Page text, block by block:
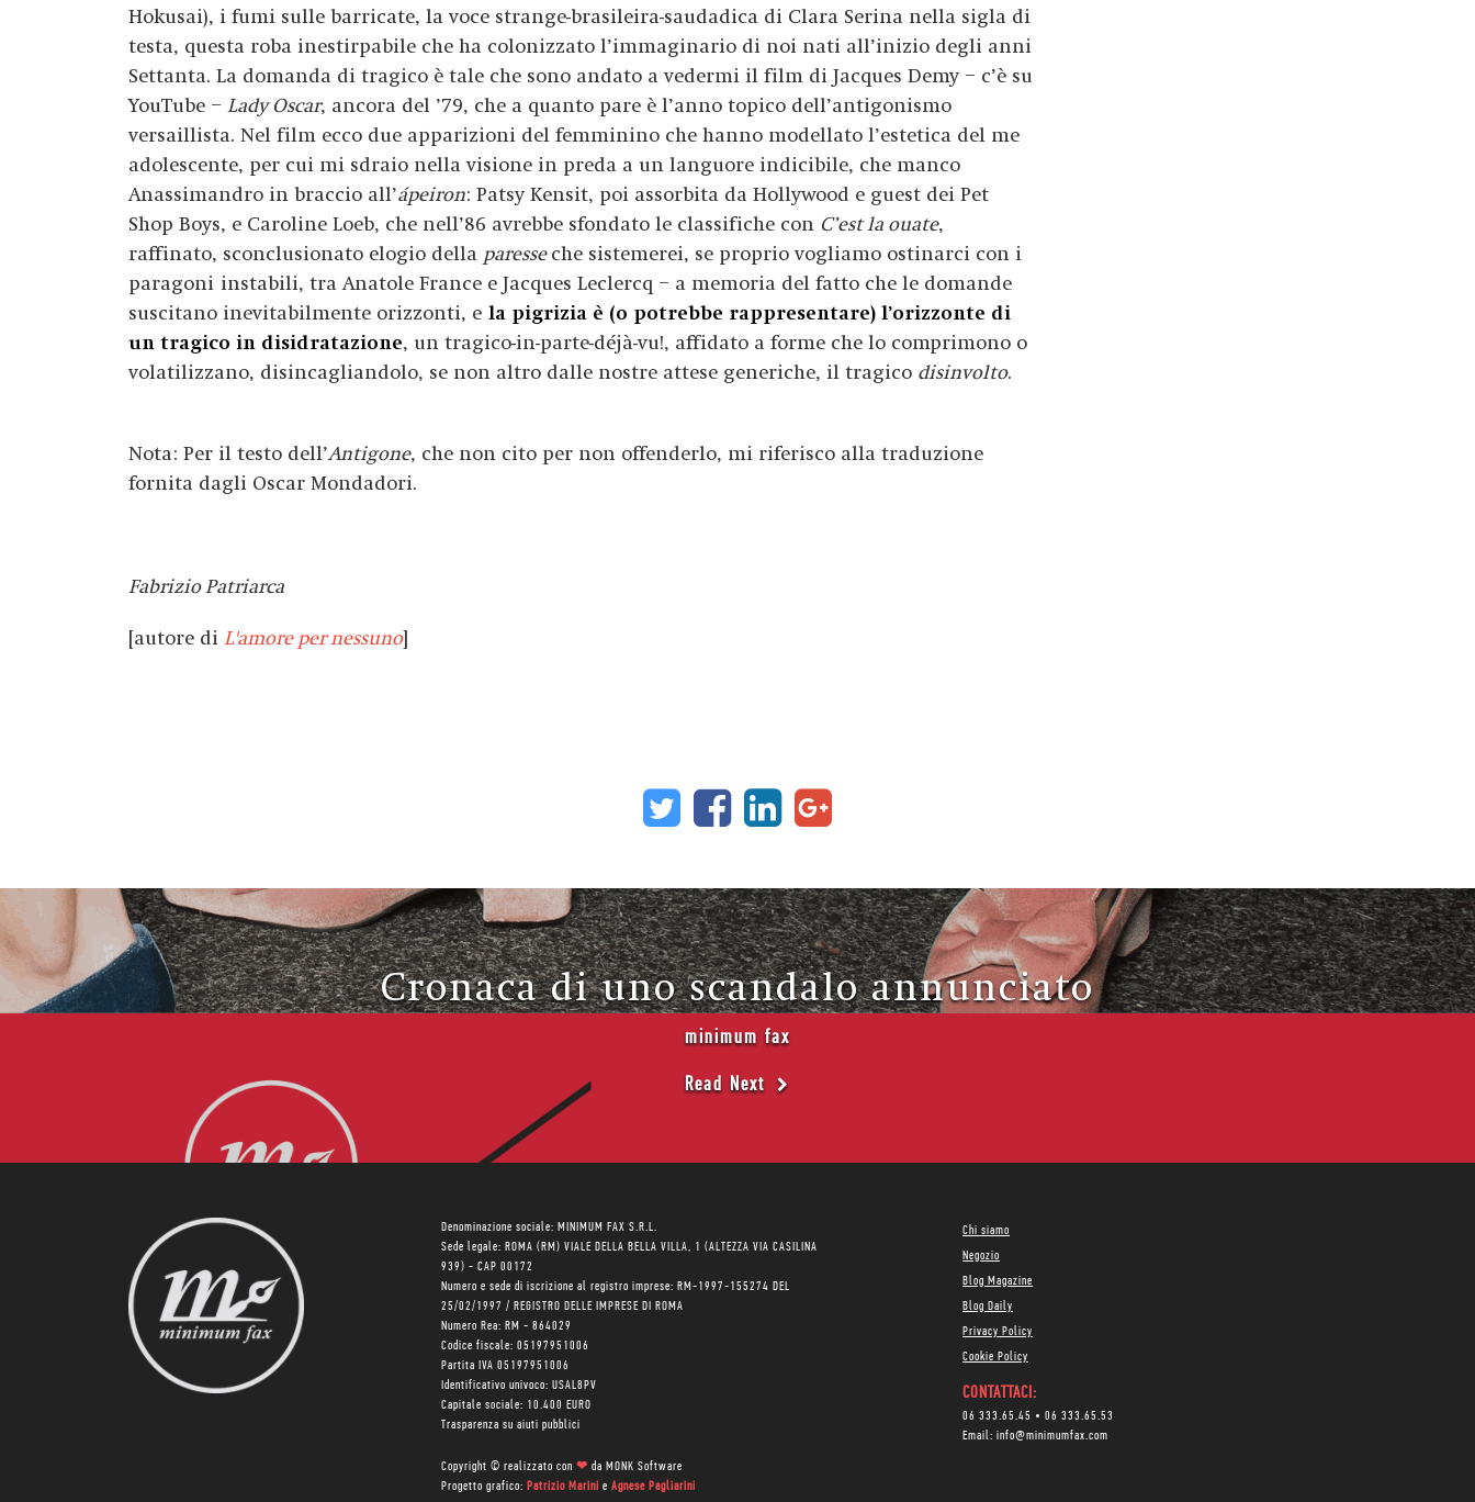
Hokusai), i fumi sulle barricate, la voce strange-brasileira-saudadica di Clara Serina nella sigla di
testa, questa roba inestirpabile che ha colonizzato l’immaginario di noi nati all’inizio degli anni
Settanta. La domanda di tragico è tale che sono andato a vedermi il film di Jacques Demy – c’è su
YouTube – Lady Oscar, ancora del ’79, che a quanto pare è l’anno topico dell’antigonismo
versaillista. Nel film ecco due apparizioni del femminino che hanno modellato l’estetica del me
adolescente, per cui mi sdraio nella visione in preda a un languore indicibile, che manco
Anassimandro in braccio all’ápeiron: Patsy Kensit, poi assorbita da Hollywood e guest dei Pet
Shop Boys, e Caroline Loeb, che nell’86 avrebbe sfondato le classifiche con C’est la ouate,
raffinato, sconclusionato elogio della paresseche sistemerei, se proprio vogliamo ostinarci con i
paragoni instabili, tra Anatole France e Jacques Leclercq – a memoria del fatto che le domande
suscitano inevitabilmente orizzonti, e la pigrizia è (o potrebbe rappresentare) l’orizzonte di
un tragico in disidratazione, un tragico-in-parte-déjà-vu!, affidato a forme che lo comprimono o
volatilizzano, disincagliandolo, se non altro dalle nostre attese generiche, il tragico disinvolto.
Nota: Per il testo dell’Antigone, che non cito per non offenderlo, mi riferisco alla traduzione
fornita dagli Oscar Mondadori.
Fabrizio Patriarca
[autore di L'amore per nessuno]
Cronaca di uno scandalo annunciato
minimum fax
Read Next
Denominazione sociale: MINIMUM FAX S.R.L.
Sede legale: ROMA (RM) VIALE DELLA BELLA VILLA, 1 (ALTEZZA VIA CASILINA
939) - CAP 00172
Numero e sede di iscrizione al registro imprese: RM-1997-155274 DEL
25/02/1997 / REGISTRO DELLE IMPRESE DI ROMA
Numero Rea: RM - 864029
Codice fiscale: 05197951006
Partita IVA 05197951006
Identificativo univoco: USAL8PV
Capitale sociale: 10.400 EURO
Trasparenza su aiuti pubblici
Copyright © realizzato con ❤ da MONK Software
Progetto grafico: Patrizio Marini e Agnese Pagliarini
Chi siamo
Negozio
Blog Magazine
Blog Daily
Privacy Policy
Cookie Policy
CONTATTACI:
06 333.65.45 • 06 333.65.53
Email: info@minimumfax.com